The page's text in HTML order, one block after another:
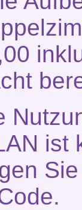
ist